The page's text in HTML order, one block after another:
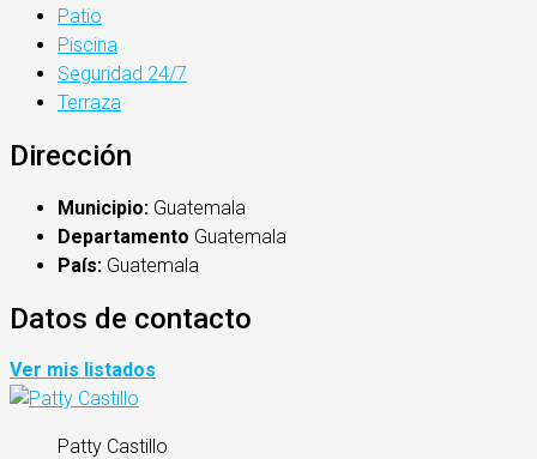
Patio
Piscina
Seguridad 24/7
Terraza
Dirección
Municipio: Guatemala
Departamento Guatemala
País: Guatemala
Datos de contacto
Ver mis listados
Patty Castillo